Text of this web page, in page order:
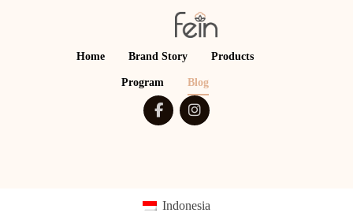
Home Brand Story Products
Program Blog
Indonesia